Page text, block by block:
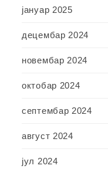
јануар 2025
децембар 2024
новембар 2024
октобар 2024
септембар 2024
август 2024
јул 2024